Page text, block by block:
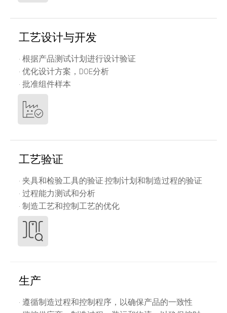
工艺设计与开发
· 根据产品测试计划进行设计验证
· 优化设计方案，DOE分析
· 批准组件样本
工艺验证
· 夹具和检验工具的验证·控制计划和制造过程的验证
· 过程能力测试和分析
· 制造工艺和控制工艺的优化
生产
· 遵循制造过程和控制程序，以确保产品的一致性